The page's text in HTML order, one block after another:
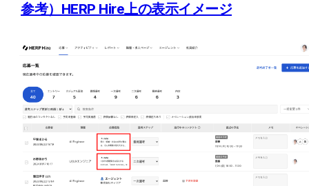
参考）HERP Hire上の表示イメージ